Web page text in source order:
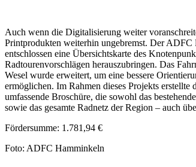
Auch wenn die Digitalisierung weiter
Printprodukten weiterhin ungebremst. Der ADFC
entschlossen eine Übersichtskarte des
Radtourenvorschlägen herauszubringen. Das
Wesel wurde erweitert, um eine bessere
ermöglichen. Im Rahmen dieses Projekts
umfassende Broschüre, die sowohl das
sowie das gesamte Radnetz der Region – auch
Fördersumme: 1.781,94 €
Foto: ADFC Hamminkeln